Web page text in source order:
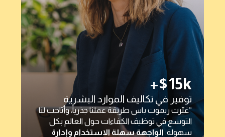
+$15k
توفير في تكاليف الموارد البشرية
“غيّرت ريموت باس طريقة عملنا جذرياً، وأتاحت لنا
التوسع في توظيف الكفاءات حول العالم بكل
سهولة. الواجهة سهلة الاستخدام وإدارة